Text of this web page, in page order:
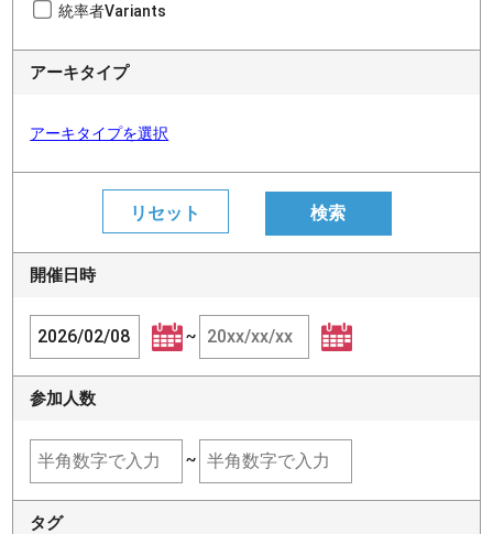
統率者Variants
アーキタイプ
アーキタイプを選択
開催日時
~
参加人数
~
タグ